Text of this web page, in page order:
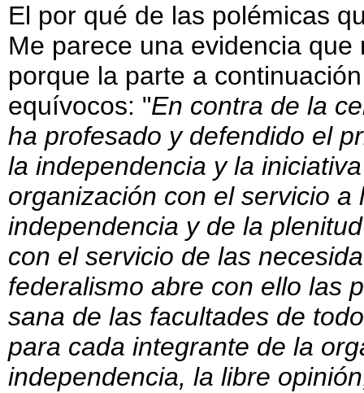
El por qué de las polémicas
Me parece una evidencia
porque la parte a
equívocos: "En contra de la
ha profesado y defendido el
la independencia y la
organización con el servicio
independencia y de la
con el servicio de las
federalismo abre con ello las
sana de las facultades de
para cada integrante de la
independencia, la libre